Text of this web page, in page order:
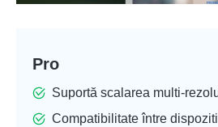
Pro
Suportă scalarea multi-
Compatibilitate între